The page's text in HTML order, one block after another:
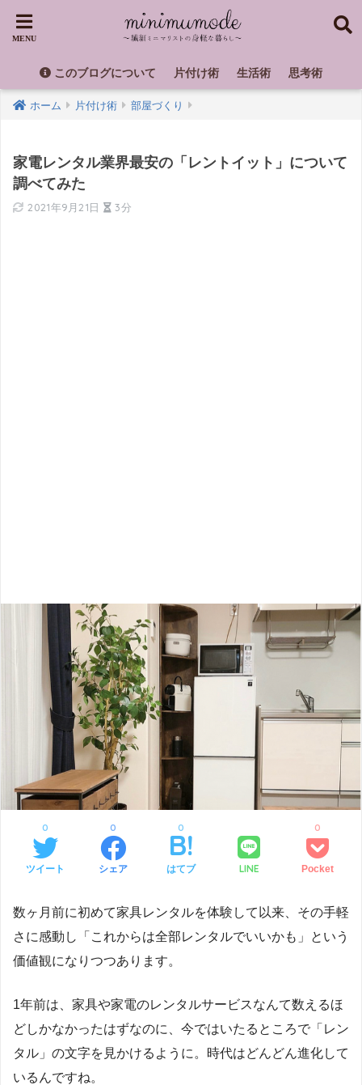
このブログについて 片付け術 生活術 思考術
ホーム 片付け術 部屋づくり
家電レンタル業界最安の「レントイット」について
調べてみた
2021年9月21日 3分
ツイート
0
シェア
0
はてブ
0
LINE Pocket
0
数ヶ月前に初めて家具レンタルを体験して以来、その手軽
さに感動し「これからは全部レンタルでいいかも」という
価値観になりつつあります。
1年前は、家具や家電のレンタルサービスなんて数えるほ
どしかなかったはずなのに、今ではいたるところで「レン
タル」の文字を見かけるように。時代はどんどん進化して
いるんですね。